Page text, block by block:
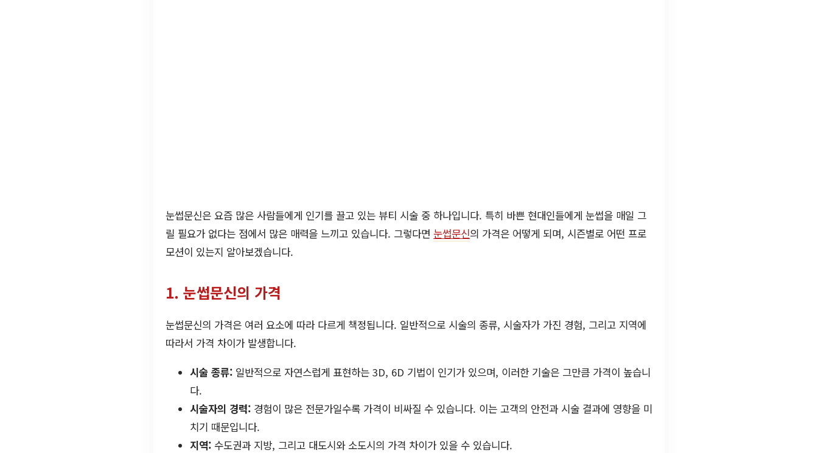
눈썹문신은 요즘 많은 사람들에게 인기를 끌고 있는 뷰티 시술 중 하나입니다. 특히 바쁜 현대인들에게 눈썹을 매일 그
릴 필요가 없다는 점에서 많은 매력을 느끼고 있습니다. 그렇다면 눈썹문신의 가격은 어떻게 되며, 시즌별로 어떤 프로
모션이 있는지 알아보겠습니다.
1. 눈썹문신의 가격
눈썹문신의 가격은 여러 요소에 따라 다르게 책정됩니다. 일반적으로 시술의 종류, 시술자가 가진 경험, 그리고 지역에
따라서 가격 차이가 발생합니다.
시술 종류: 일반적으로 자연스럽게 표현하는 3D, 6D 기법이 인기가 있으며, 이러한 기술은 그만큼 가격이 높습니
다.
시술자의 경력: 경험이 많은 전문가일수록 가격이 비싸질 수 있습니다. 이는 고객의 안전과 시술 결과에 영향을 미
치기 때문입니다.
지역: 수도권과 지방, 그리고 대도시와 소도시의 가격 차이가 있을 수 있습니다.